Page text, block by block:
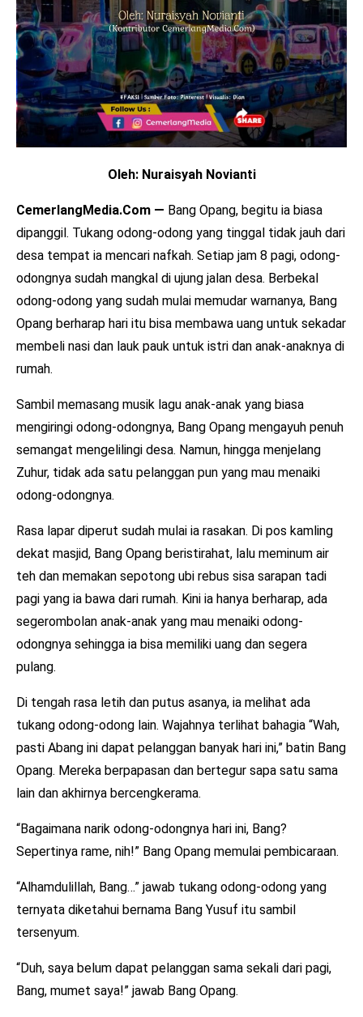
Oleh: Nuraisyah Novianti
CemerlangMedia.Com — Bang Opang, begitu ia biasa
dipanggil. Tukang odong-odong yang tinggal tidak jauh dari
desa tempat ia mencari nafkah. Setiap jam 8 pagi, odong-
odongnya sudah mangkal di ujung jalan desa. Berbekal
odong-odong yang sudah mulai memudar warnanya, Bang
Opang berharap hari itu bisa membawa uang untuk sekadar
membeli nasi dan lauk pauk untuk istri dan anak-anaknya di
rumah.
Sambil memasang musik lagu anak-anak yang biasa
mengiringi odong-odongnya, Bang Opang mengayuh penuh
semangat mengelilingi desa. Namun, hingga menjelang
Zuhur, tidak ada satu pelanggan pun yang mau menaiki
odong-odongnya.
Rasa lapar diperut sudah mulai ia rasakan. Di pos kamling
dekat masjid, Bang Opang beristirahat, lalu meminum air
teh dan memakan sepotong ubi rebus sisa sarapan tadi
pagi yang ia bawa dari rumah. Kini ia hanya berharap, ada
segerombolan anak-anak yang mau menaiki odong-
odongnya sehingga ia bisa memiliki uang dan segera
pulang.
Di tengah rasa letih dan putus asanya, ia melihat ada
tukang odong-odong lain. Wajahnya terlihat bahagia “Wah,
pasti Abang ini dapat pelanggan banyak hari ini,” batin Bang
Opang. Mereka berpapasan dan bertegur sapa satu sama
lain dan akhirnya bercengkerama.
“Bagaimana narik odong-odongnya hari ini, Bang?
Sepertinya rame, nih!” Bang Opang memulai pembicaraan.
“Alhamdulillah, Bang…” jawab tukang odong-odong yang
ternyata diketahui bernama Bang Yusuf itu sambil
tersenyum.
“Duh, saya belum dapat pelanggan sama sekali dari pagi,
Bang, mumet saya!” jawab Bang Opang.